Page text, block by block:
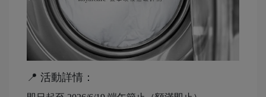
📍 活動詳情：